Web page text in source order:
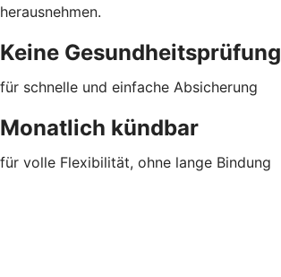
herausnehmen.
Keine Gesundheitsprüfung
für schnelle und einfache Absicherung
Monatlich kündbar
für volle Flexibilität, ohne lange Bindung